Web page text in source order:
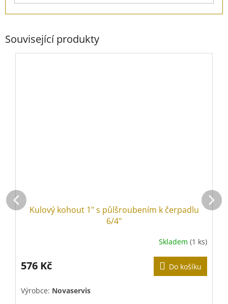
Související produkty
Kulový kohout 1" s půlšroubením k čerpadlu
6/4"
produktu
je
z
Skladem(1 ks)
576 Kč Do košíku
Výrobce: Novaservis